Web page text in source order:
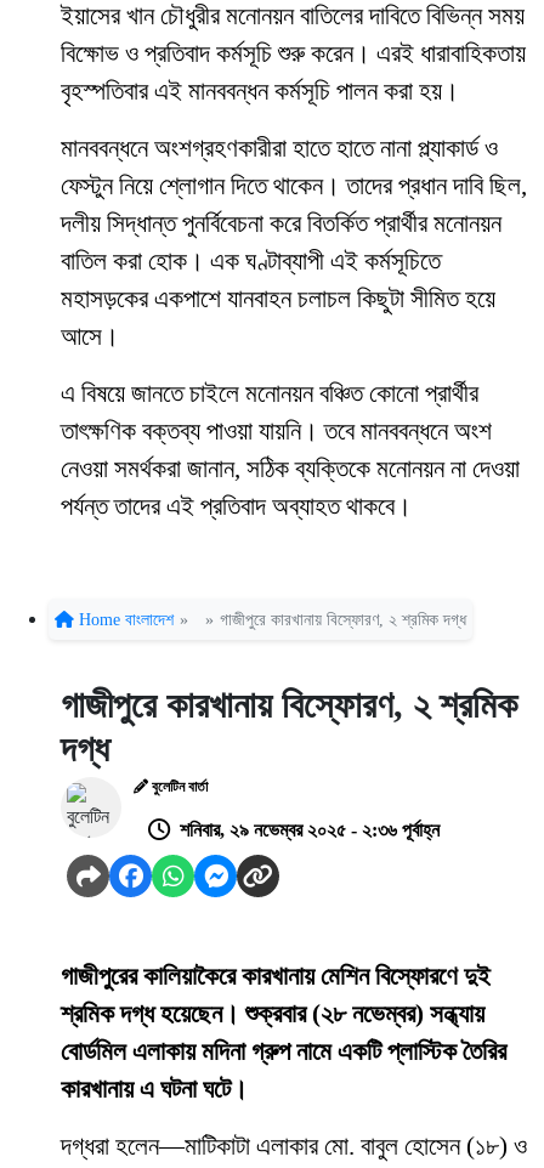
ইয়াসের খান চৌধুরীর মনোনয়ন বাতিলের দাবিতে বিভিন্ন সময়
বিক্ষোভ ও প্রতিবাদ কর্মসূচি শুরু করেন। এরই ধারাবাহিকতায়
বৃহস্পতিবার এই মানববন্ধন কর্মসূচি পালন করা হয়।
মানববন্ধনে অংশগ্রহণকারীরা হাতে হাতে নানা প্ল্যাকার্ড ও
ফেস্টুন নিয়ে শ্লোগান দিতে থাকেন। তাদের প্রধান দাবি ছিল,
দলীয় সিদ্ধান্ত পুনর্বিবেচনা করে বিতর্কিত প্রার্থীর মনোনয়ন
বাতিল করা হোক। এক ঘণ্টাব্যাপী এই কর্মসূচিতে
মহাসড়কের একপাশে যানবাহন চলাচল কিছুটা সীমিত হয়ে
আসে।
এ বিষয়ে জানতে চাইলে মনোনয়ন বঞ্চিত কোনো প্রার্থীর
তাৎক্ষণিক বক্তব্য পাওয়া যায়নি। তবে মানববন্ধনে অংশ
নেওয়া সমর্থকরা জানান, সঠিক ব্যক্তিকে মনোনয়ন না দেওয়া
পর্যন্ত তাদের এই প্রতিবাদ অব্যাহত থাকবে।
Home বাংলাদেশ » » গাজীপুরে কারখানায় বিস্ফোরণ, ২ শ্রমিক দগ্ধ
গাজীপুরে কারখানায় বিস্ফোরণ, ২ শ্রমিক
দগ্ধ
বুলেটিন বার্তা
শনিবার, ২৯ নভেম্বর ২০২৫ - ২:৩৬ পূর্বাহ্ন
গাজীপুরের কালিয়াকৈরে কারখানায় মেশিন বিস্ফোরণে দুই
শ্রমিক দগ্ধ হয়েছেন। শুক্রবার (২৮ নভেম্বর) সন্ধ্যায়
বোর্ডমিল এলাকায় মদিনা গ্রুপ নামে একটি প্লাস্টিক তৈরির
কারখানায় এ ঘটনা ঘটে।
দগ্ধরা হলেন—মাটিকাটা এলাকার মো. বাবুল হোসেন (১৮) ও